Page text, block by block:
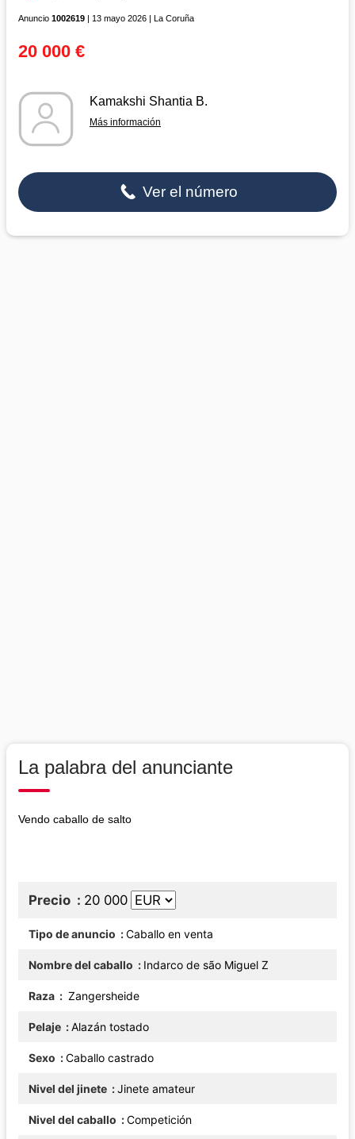
Anuncio 1002619 | 13 mayo 2026 | La Coruña
20 000 €
Kamakshi Shantia B.
Más información
Ver el número
La palabra del anunciante
Vendo caballo de salto
Precio 20 000
Tipo de anuncio Caballo en venta
Nombre del caballo Indarco de são Miguel Z
Raza Zangersheide
Pelaje Alazán tostado
Sexo Caballo castrado
Nivel del jinete Jinete amateur
Nivel del caballo Competición